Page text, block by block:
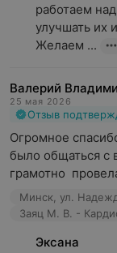
работаем
улучшать их
Желаем ...
Валерий
25 мая 2026
Отзыв
Огромное
было общаться с
грамотно
Минск, ул.
Эксана